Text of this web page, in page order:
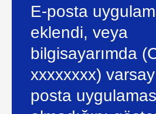
E-posta
eklendi, veya
bilgisayarımda
xxxxxxxx)
posta